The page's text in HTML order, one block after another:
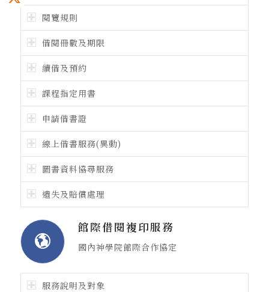
閱覽規則
借閱冊數及期限
續借及預約
課程指定用書
申請借書證
線上借書服務(異動)
圖書資料協尋服務
遺失及賠償處理
館際借閱複印服務
國內神學院館際合作協定
服務說明及對象